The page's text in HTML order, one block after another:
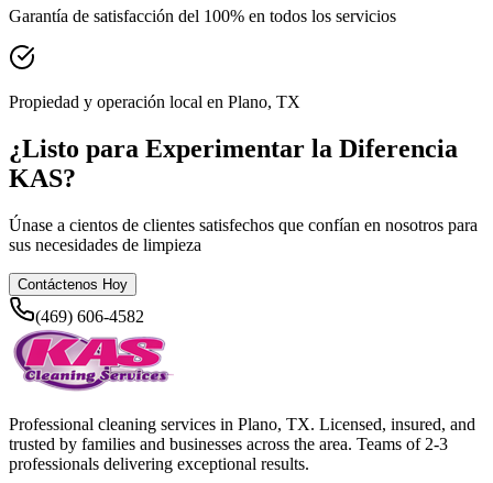
Garantía de satisfacción del 100% en todos los servicios
Propiedad y operación local en Plano, TX
¿Listo para Experimentar la Diferencia
KAS?
Únase a cientos de clientes satisfechos que confían en nosotros para
sus necesidades de limpieza
Contáctenos Hoy
(469) 606-4582
Professional cleaning services in Plano, TX. Licensed, insured, and
trusted by families and businesses across the area. Teams of 2-3
professionals delivering exceptional results.